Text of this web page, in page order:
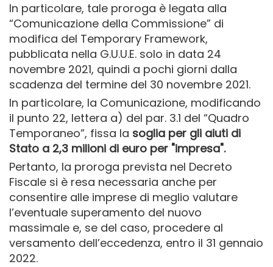
In particolare, tale proroga è legata alla
“Comunicazione della Commissione” di
modifica del Temporary Framework,
pubblicata nella G.U.U.E. solo in data 24
novembre 2021, quindi a pochi giorni dalla
scadenza del termine del 30 novembre 2021.
In particolare, la Comunicazione, modificando
il punto 22, lettera a) del par. 3.1 del “Quadro
Temporaneo”, fissa la soglia per gli aiuti di
Stato a 2,3 milioni di euro per "impresa".
Pertanto, la proroga prevista nel Decreto
Fiscale si è resa necessaria anche per
consentire alle imprese di meglio valutare
l’eventuale superamento del nuovo
massimale e, se del caso, procedere al
versamento dell’eccedenza, entro il 31 gennaio
2022.